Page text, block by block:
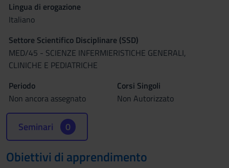
Lingua di erogazione
Italiano
Settore Scientifico Disciplinare (SSD)
MED/45 - SCIENZE INFERMIERISTICHE GENERALI,
CLINICHE E PEDIATRICHE
Periodo
Non ancora assegnato
Corsi Singoli
Non Autorizzato
Seminari 0
Obiettivi di apprendimento